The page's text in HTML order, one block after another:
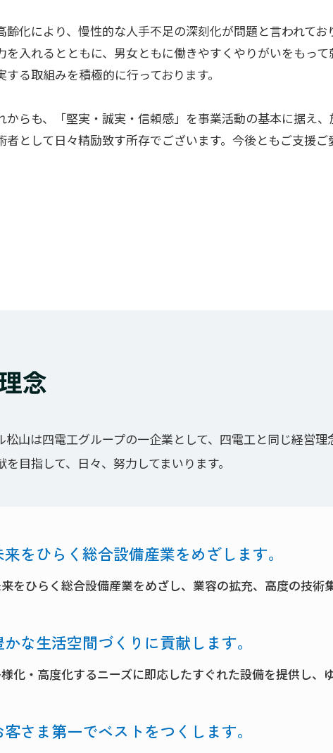
齢化により、慢性的な人手不足の深刻化が問題と言われて
を入れるとともに、男女ともに働きやすくやりがいをもっ
する取組みを積極的に行っております。
からも、「堅実・誠実・信頼感」を事業活動の基本に据え
者として日々精励致す所存でございます。今後ともご支援ご
念
山は四電工グループの一企業として、四電工と同じ経営
を目指して、日々、努力してまいります。
来をひらく総合設備産業をめざします。
をひらく総合設備産業をめざし、業容の拡充、高度の技術
かな生活空間づくりに貢献します。
化・高度化するニーズに即応したすぐれた設備を提供し、
客さま第一でベストをつくします。